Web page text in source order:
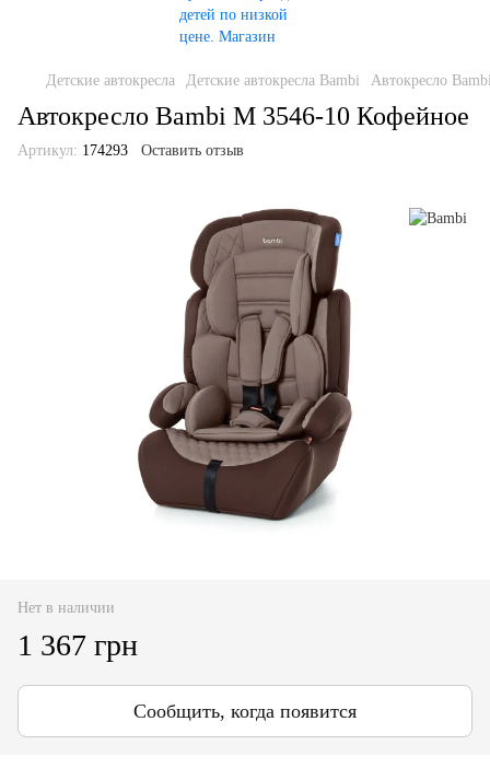
Детские автокресла Детские автокресла Bambi Автокресло
Автокресло Bambi M 3546-10 Кофейное
Артикул: 174293 Оставить отзыв
Нет в наличии
1 367 грн
Сообщить, когда появится